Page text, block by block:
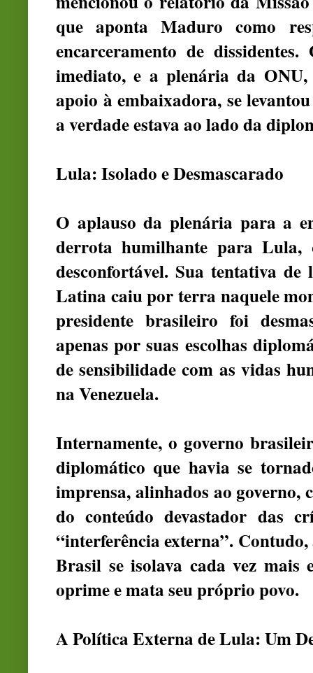
que aponta Maduro como
encarceramento de
imediato, e a plenária da
apoio à embaixadora, se
a verdade estava ao lado da
Lula: Isolado e Desmascarado
O aplauso da plenária para a
derrota humilhante para Lula,
desconfortável. Sua tentativa
Latina caiu por terra naquele
presidente brasileiro foi
apenas por suas escolhas
de sensibilidade com as vidas
na Venezuela.
Internamente, o governo
diplomático que havia se
imprensa, alinhados ao governo,
do conteúdo devastador das
“interferência externa”.
Brasil se isolava cada vez mais
oprime e mata seu próprio povo.
A Política Externa de Lula: Um